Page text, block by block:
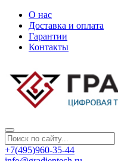
О нас
Доставка и оплата
Гарантии
Контакты
+7(495)960-35-44